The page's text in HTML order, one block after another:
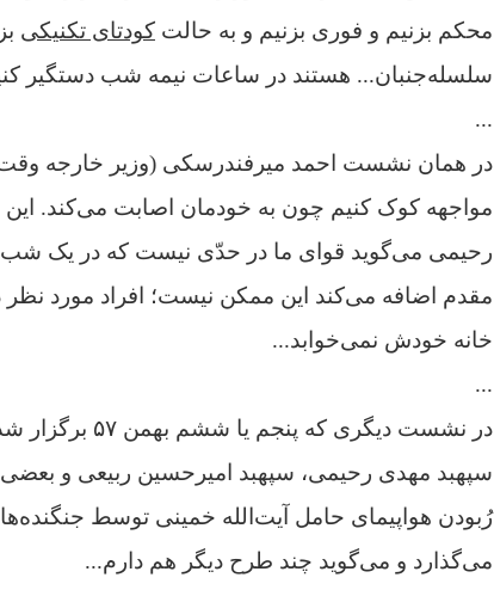
محکم بزنیم و فوری بزنیم و به حالت کودتای تکنیکی
سلسله‌جنبان...‌ هستند در ساعات نیمه شب دستگیر
...
در همان نشست احمد میرفندرسکی (وزیر خارجه
مواجهه کوک کنیم چون به خودمان اصابت می‌کند.
مقدم اضافه می‌کند این ممکن نیست؛ افراد مورد
خانه خودش نمی‌خوابد...
...
در نشست دیگری
سپهبد مهدی رحیمی، سپهبد امیرحسین ربیعی و بعضی
رُبودن هواپیمای حامل آیت‌الله خمینی توسط
می‌گذارد و می‌گوید چند طرح دیگر هم دارم...